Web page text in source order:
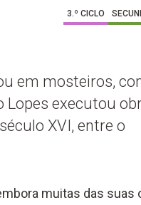
3.º CICLO
em mosteiros,
Lopes executou
XVI, entre o
muitas das suas